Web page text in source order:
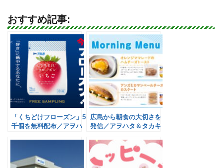
おすすめ記事:
「くちどけフローズン」5
千個を無料配布／アヲハ
広島から朝食の大切さを
発信／アヲハタ＆タカキ